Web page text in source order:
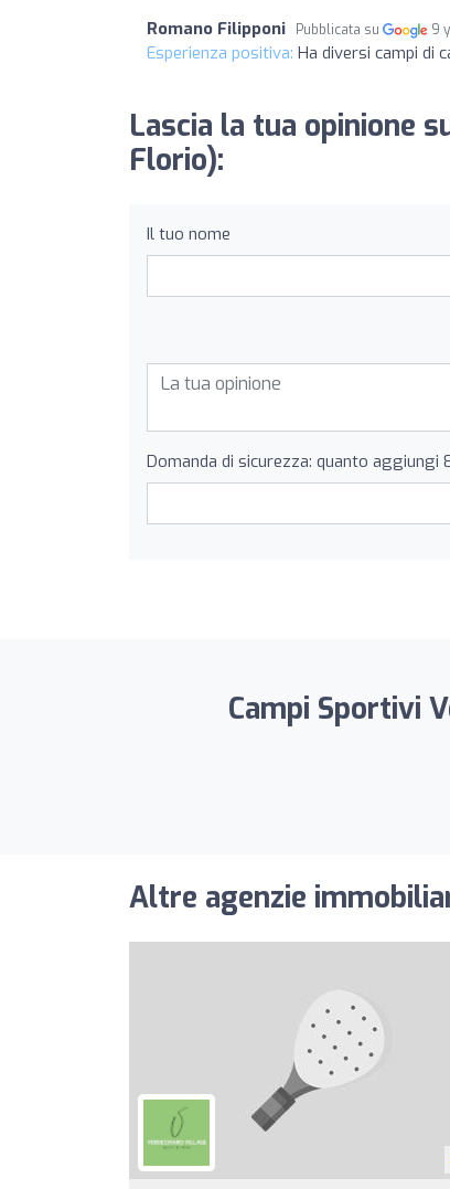
Romano Filipponi Pubblicata su 9
Esperienza positiva: Ha diversi campi di
Lascia la tua opinione
Florio):
Il tuo nome
Domanda di sicurezza: quanto aggiungi
Campi Sportivi
Altre agenzie